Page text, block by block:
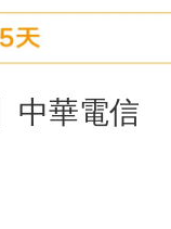
中華電信